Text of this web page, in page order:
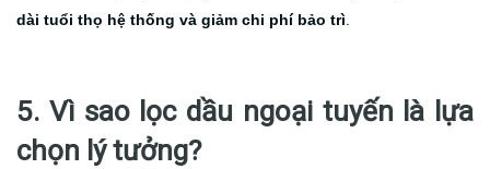
dài tuổi thọ hệ thống và giảm chi phí bảo trì
5. Vì sao lọc dầu ngoại tuyến là lựa
chọn lý tưởng?